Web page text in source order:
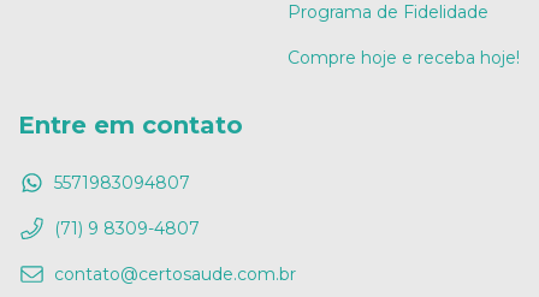
Programa de Fidelidade
Compre hoje e receba hoje!
Entre em contato
5571983094807
(71) 9 8309-4807
contato@certosaude.com.br